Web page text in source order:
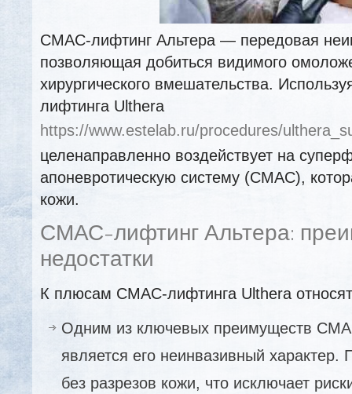
СМАС-лифтинг Альтера — передовая
позволяющая добиться видимого
хирургического вмешательства.
лифтинга Ulthera
https://www.estelab.ru/procedures/
целенаправленно воздействует на
апоневротическую систему (СМАС),
кожи.
СМАС-лифтинг Альтера:
недостатки
К плюсам СМАС-лифтинга Ulthera
Одним из ключевых преимуществ
является его неинвазивный характер.
без разрезов кожи, что исключает